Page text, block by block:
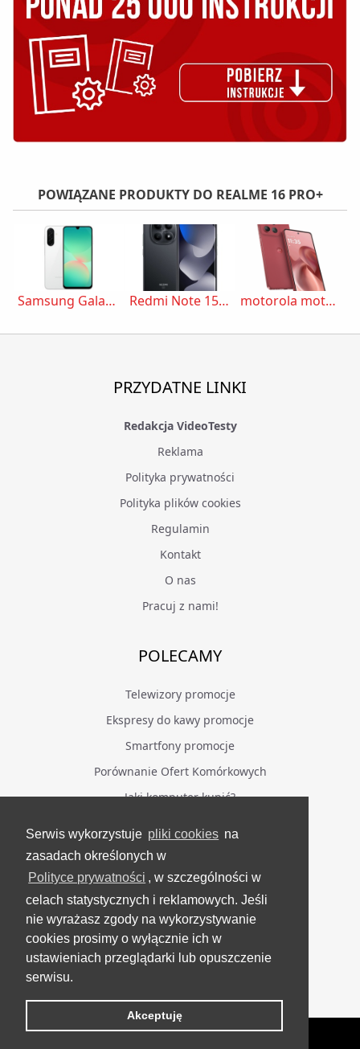
Serwis wykorzystuje pliki cookies na
zasadach określonych w
Polityce prywatności , w szczególności w
celach statystycznych i reklamowych. Jeśli
nie wyrażasz zgody na wykorzystywanie
cookies prosimy o wyłącznie ich w
ustawieniach przeglądarki lub opuszczenie
serwisu.
Akceptuję
POWIĄZANE PRODUKTY DO REALME 16 PRO+
Samsung Galaxy A26 Redmi Note 15 5G motorola moto g86
PRZYDATNE LINKI
Redakcja VideoTesty
Reklama
Polityka prywatności
Polityka plików cookies
Regulamin
Kontakt
O nas
Pracuj z nami!
POLECAMY
Telewizory promocje
Ekspresy do kawy promocje
Smartfony promocje
Porównanie Ofert Komórkowych
Jaki komputer kupić?
BĄDŹ NA BIEŻĄCO
Facebook
Grupa Testerzy Videotestów
YouTube
Twitter
VideoTesty.pl Wszelkie prawa zastrzeżone